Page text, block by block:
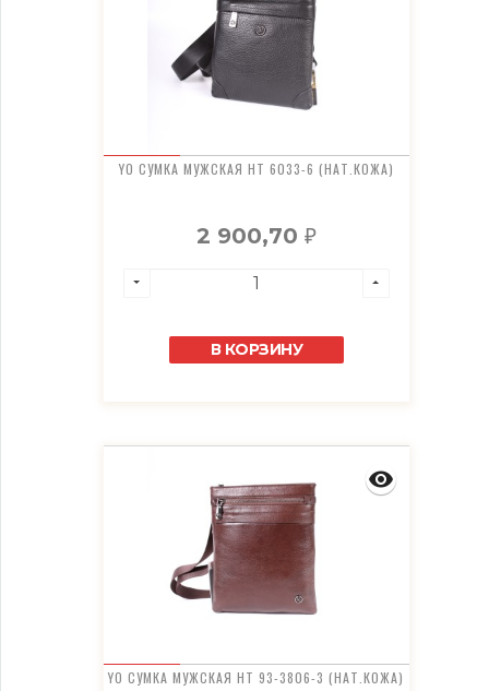
YO СУМКА МУЖСКАЯ HT 6033-6 (НАТ.КОЖА)
2 900,70 ₽
В КОРЗИНУ
YO СУМКА МУЖСКАЯ HT 93-3806-3 (НАТ.КОЖА)